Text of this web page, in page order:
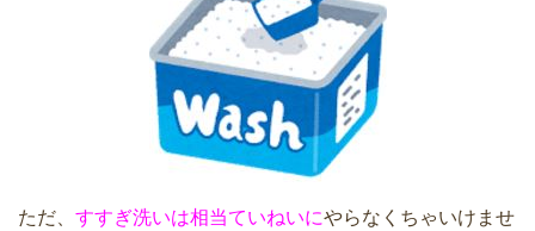
ただ、 すすぎ洗いは相当ていねいにやらなくちゃいけませ